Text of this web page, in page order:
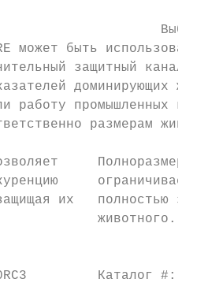
может быть
защитный канал,
доминирующих
работу промышленных
размерам
их   полностью
животного.
Каталог #: